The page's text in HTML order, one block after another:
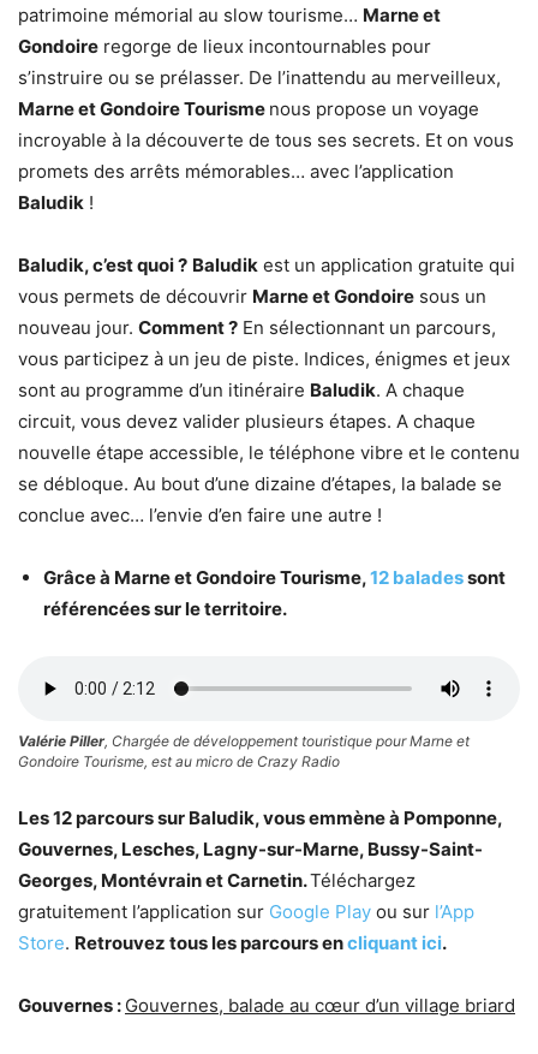
patrimoine mémorial au slow tourisme… Marne et
Gondoire regorge de lieux incontournables pour
s’instruire ou se prélasser. De l’inattendu au merveilleux,
Marne et Gondoire Tourisme nous propose un voyage
incroyable à la découverte de tous ses secrets. Et on vous
promets des arrêts mémorables… avec l’application
Baludik !
Baludik, c’est quoi ? Baludik est un application gratuite qui
vous permets de découvrir Marne et Gondoire sous un
nouveau jour. Comment ? En sélectionnant un parcours,
vous participez à un jeu de piste. Indices, énigmes et jeux
sont au programme d’un itinéraire Baludik. A chaque
circuit, vous devez valider plusieurs étapes. A chaque
nouvelle étape accessible, le téléphone vibre et le contenu
se débloque. Au bout d’une dizaine d’étapes, la balade se
conclue avec… l’envie d’en faire une autre !
Grâce à Marne et Gondoire Tourisme,12 baladessont
référencées sur le territoire.
Valérie Piller, Chargée de développement touristique pour Marne et
Gondoire Tourisme, est au micro de Crazy Radio
Les 12 parcours sur Baludik, vous emmène à Pomponne,
Gouvernes, Lesches, Lagny-sur-Marne, Bussy-Saint-
Georges, Montévrain et Carnetin.Téléchargez
gratuitement l’application sur Google Play ou sur l’App
Store. Retrouvez tous les parcours encliquant ici.
Gouvernes : Gouvernes, balade au cœur d’un village briard